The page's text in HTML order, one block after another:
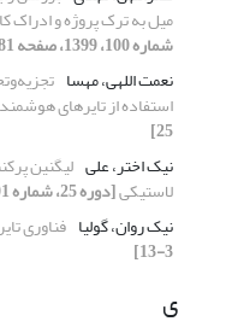
میل به ترک پروژه و ادراک
شماره 100، 1399، صفحه 81-93]
نعمت اللهی، مهسا
استفاده از تایرهای هوشمند
25]
نیک اختر، علی لیگنین
لاستیکی[دوره 25، شماره 101، 1400، صفحه 17-25]
نیک روان، گولیا فناوری
3-13]
ی